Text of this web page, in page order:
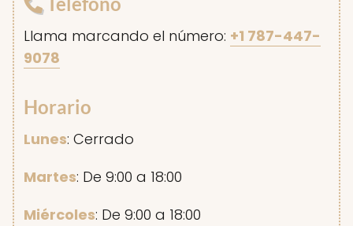
Llama marcando el número: +1 787-447-
9078
Horario
Lunes: Cerrado
Martes: De 9:00 a 18:00
Miércoles: De 9:00 a 18:00